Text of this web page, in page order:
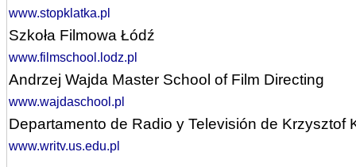
www.stopklatka.pl
Szkoła Filmowa Łódź
www.filmschool.lodz.pl
Andrzej Wajda Master School of Film Directing
www.wajdaschool.pl
Departamento de Radio y Televisión de Krzysztof
www.writv.us.edu.pl